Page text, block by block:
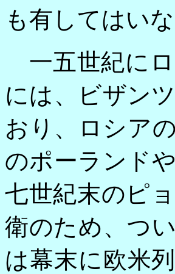
も有してはい
一五世紀に
には、ビザン
おり、ロシア
のポーランド
七世紀末のピ
衛のため、つ
は幕末に欧米